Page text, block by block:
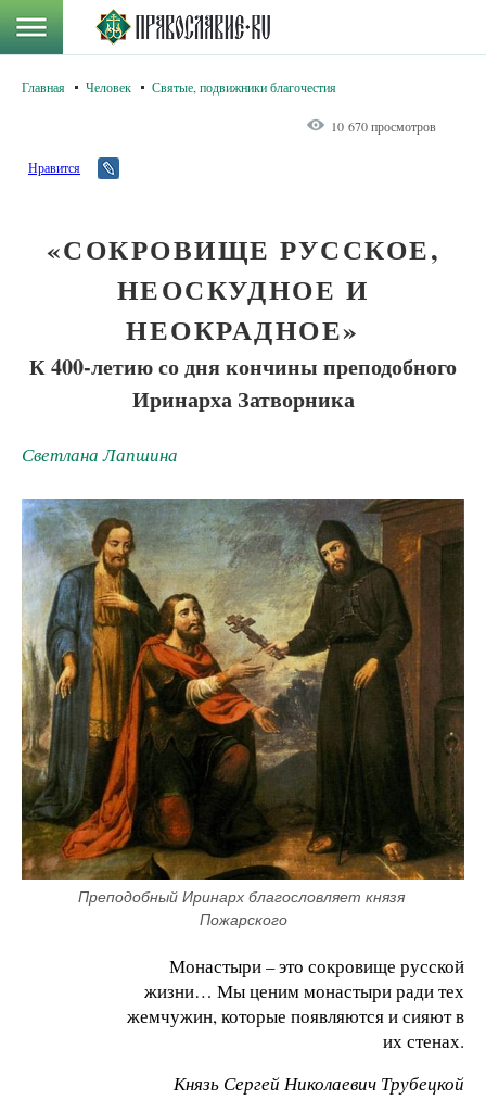
Главная Человек Святые, подвижники благочестия
10 670 просмотров
Нравится
«СОКРОВИЩЕ РУССКОЕ,
НЕОСКУДНОЕ И
НЕОКРАДНОЕ»
К 400-летию со дня кончины преподобного
Иринарха Затворника
Светлана Лапшина
Преподобный Иринарх благословляет князя
Пожарского
Монастыри – это сокровище русской
жизни… Мы ценим монастыри ради тех
жемчужин, которые появляются и сияют в
их стенах.
Князь Сергей Николаевич Трубецкой